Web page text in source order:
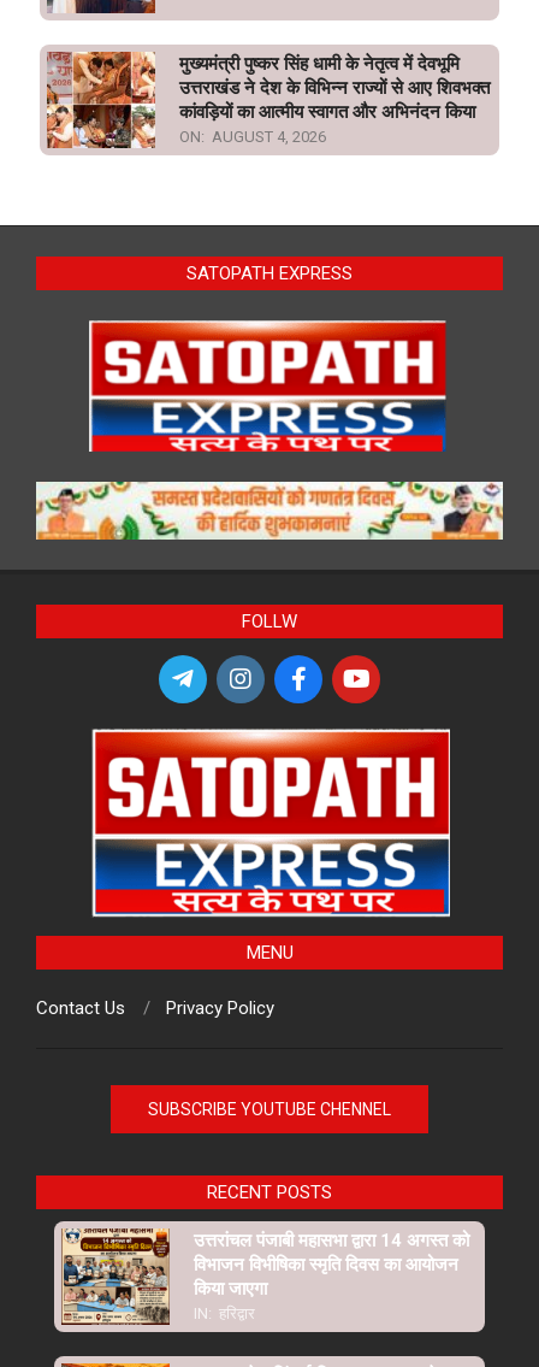
मुख्यमंत्री पुष्कर सिंह धामी के नेतृत्व में देवभूमि
उत्तराखंड ने देश के विभिन्न राज्यों से आए शिवभक्त
कांवड़ियों का आत्मीय स्वागत और अभिनंदन किया
ON: AUGUST 4, 2026
SATOPATH EXPRESS
FOLLW
MENU
Contact Us Privacy Policy
SUBSCRIBE YOUTUBE CHENNEL
RECENT POSTS
उत्तरांचल पंजाबी महासभा द्वारा 14 अगस्त को
विभाजन विभीषिका स्मृति दिवस का आयोजन
किया जाएगा
IN: हरिद्वार